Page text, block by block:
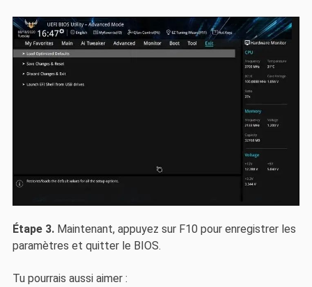
Étape 3.Maintenant, appuyez sur F10 pour enregistrer les
paramètres et quitter le BIOS.
Tu pourrais aussi aimer :